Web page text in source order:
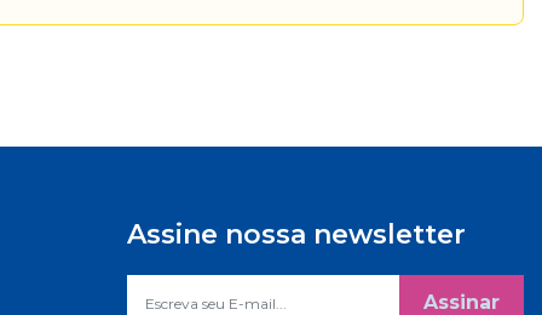
Assine nossa newsletter
Assinar